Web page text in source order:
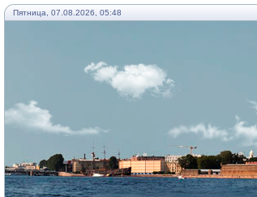
Пятница, 07.08.2026, 05:48